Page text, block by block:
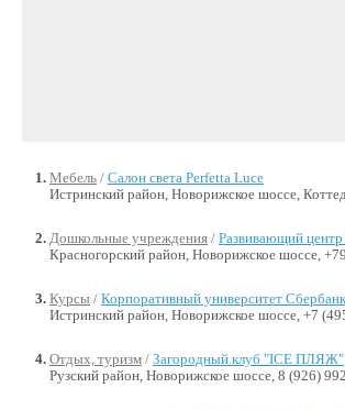
Мебель / Салон света Perfetta Luce
Истринский район, Новорижское шоссе,
Дошкольные учреждения / Развивающий
Красногорский район, Новорижское шоссе,
Курсы / Корпоративный университет
Истринский район, Новорижское шоссе, +7
Отдых, туризм / Загородный клуб "ICE ПЛЯЖ"
Рузский район, Новорижское шоссе, 8 (926)